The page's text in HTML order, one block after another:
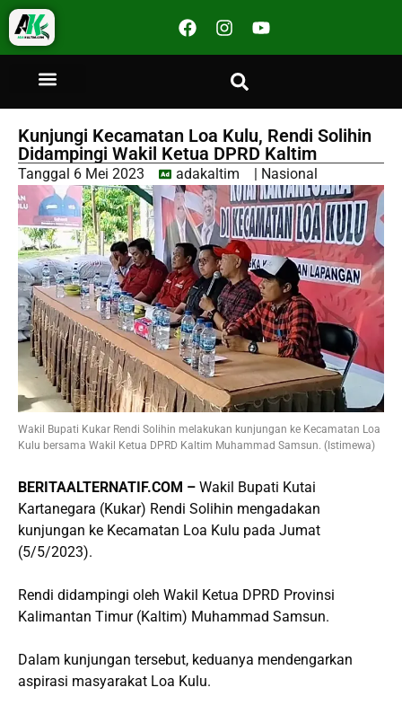
Kunjungi Kecamatan Loa Kulu, Rendi Solihin
Didampingi Wakil Ketua DPRD Kaltim
Tanggal 6 Mei 2023 adakaltim Nasional
Wakil Bupati Kukar Rendi Solihin melakukan kunjungan ke Kecamatan Loa
Kulu bersama Wakil Ketua DPRD Kaltim Muhammad Samsun. (Istimewa)
BERITAALTERNATIF.COM – Wakil Bupati Kutai
Kartanegara (Kukar) Rendi Solihin mengadakan
kunjungan ke Kecamatan Loa Kulu pada Jumat
(5/5/2023).
Rendi didampingi oleh Wakil Ketua DPRD Provinsi
Kalimantan Timur (Kaltim) Muhammad Samsun.
Dalam kunjungan tersebut, keduanya mendengarkan
aspirasi masyarakat Loa Kulu.